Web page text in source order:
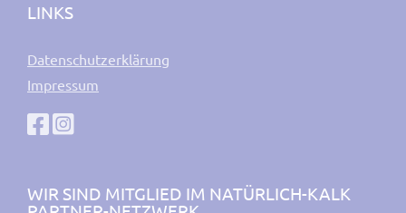
LINKS
Datenschutzerklärung
Impressum
WIR SIND MITGLIED IM NATÜRLICH-KALK